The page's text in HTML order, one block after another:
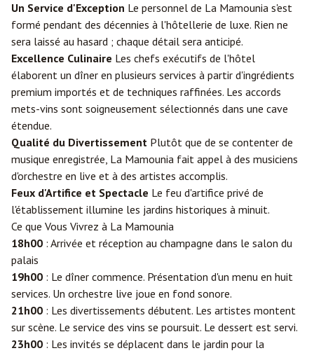
Un Service d'Exception Le personnel de La Mamounia s'est
formé pendant des décennies à l'hôtellerie de luxe. Rien ne
sera laissé au hasard ; chaque détail sera anticipé.
Excellence Culinaire Les chefs exécutifs de l'hôtel
élaborent un dîner en plusieurs services à partir d'ingrédients
premium importés et de techniques raffinées. Les accords
mets-vins sont soigneusement sélectionnés dans une cave
étendue.
Qualité du Divertissement Plutôt que de se contenter de
musique enregistrée, La Mamounia fait appel à des musiciens
d'orchestre en live et à des artistes accomplis.
Feux d'Artifice et Spectacle Le feu d'artifice privé de
l'établissement illumine les jardins historiques à minuit.
Ce que Vous Vivrez à La Mamounia
18h00 : Arrivée et réception au champagne dans le salon du
palais
19h00 : Le dîner commence. Présentation d'un menu en huit
services. Un orchestre live joue en fond sonore.
21h00 : Les divertissements débutent. Les artistes montent
sur scène. Le service des vins se poursuit. Le dessert est servi.
23h00 : Les invités se déplacent dans le jardin pour la